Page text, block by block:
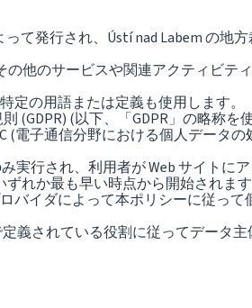
って発行され、Ústí nad Labem の地
他のサービスや関連アクティビテ
の用語または定義も使用します。
(GDPR) (以下、「GDPR」の略称を
(電子通信分野における個人データ
行され、利用者が Web サイトに
れか最も早い時点から開始されます
バイダによって本ポリシーに従って
義されている役割に従ってデータ主